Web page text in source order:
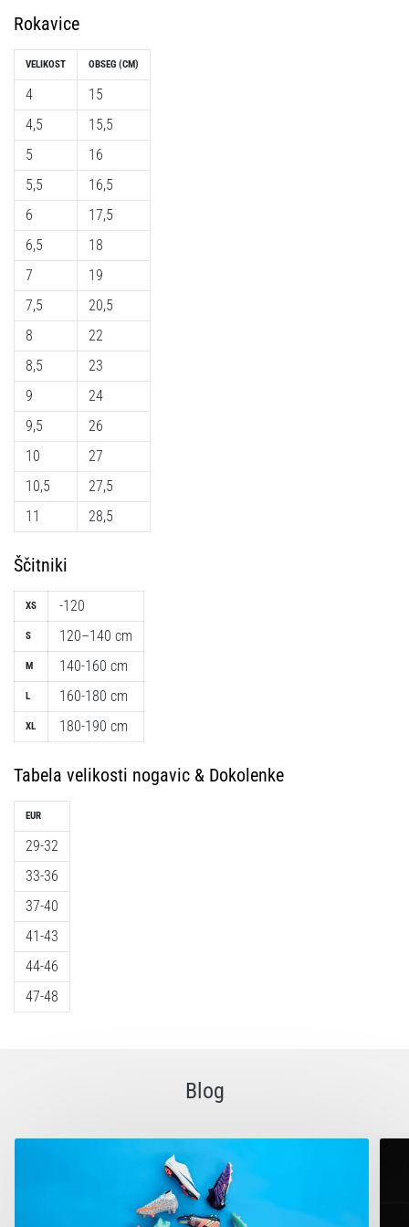
Rokavice
VELIKOST
4
4,5
5
5,5
6
6,5
7
7,5
8
8,5
9
9,5
10
10,5
11
OBSEG (CM)
15
15,5
16
16,5
17,5
18
19
20,5
22
23
24
26
27
27,5
28,5
Ščitniki
XS -120
S 120–140 cm
M 140-160 cm
L 160-180 cm
XL 180-190 cm
Tabela velikosti nogavic & Dokolenke
EUR
29-32
33-36
37-40
41-43
44-46
47-48
Blog